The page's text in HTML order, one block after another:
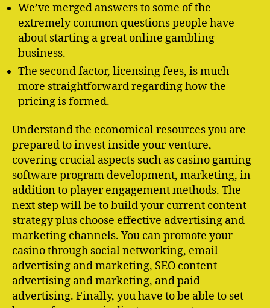
We’ve merged answers to some of the
extremely common questions people have
about starting a great online gambling
business.
The second factor, licensing fees, is much
more straightforward regarding how the
pricing is formed.
Understand the economical resources you are
prepared to invest inside your venture,
covering crucial aspects such as casino gaming
software program development, marketing, in
addition to player engagement methods. The
next step will be to build your current content
strategy plus choose effective advertising and
marketing channels. You can promote your
casino through social networking, email
advertising and marketing, SEO content
advertising and marketing, and paid
advertising. Finally, you have to be able to set